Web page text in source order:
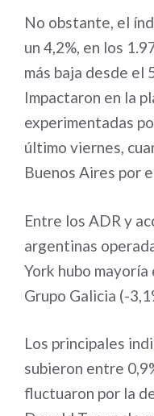
No obstante, el
un 4,2%, en los
más baja desde el
Impactaron en la
experimentadas
último viernes,
Buenos Aires por
Entre los ADR y
argentinas
York hubo mayoría
Grupo Galicia (-
Los principales
subieron entre
fluctuaron por la